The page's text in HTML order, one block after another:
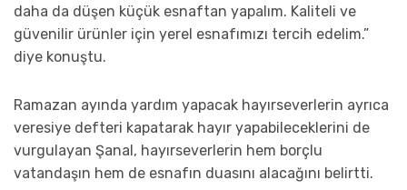
daha da düşen küçük esnaftan yapalım. Kaliteli ve
güvenilir ürünler için yerel esnafımızı tercih edelim.”
diye konuştu.
Ramazan ayında yardım yapacak hayırseverlerin ayrıca
veresiye defteri kapatarak hayır yapabileceklerini de
vurgulayan Şanal, hayırseverlerin hem borçlu
vatandaşın hem de esnafın duasını alacağını belirtti.